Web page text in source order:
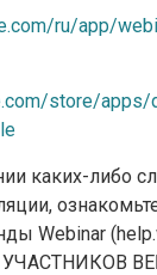
ru/app/
store/apps/
каких-либо
Webinar